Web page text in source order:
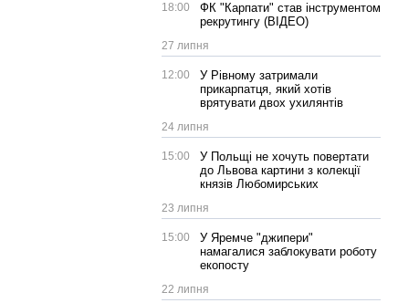
18:00
ФК "Карпати" став інструментом
рекрутингу (ВІДЕО)
27 липня
12:00
У Рівному затримали
прикарпатця, який хотів
врятувати двох ухилянтів
24 липня
15:00
У Польщі не хочуть повертати
до Львова картини з колекції
князів Любомирських
23 липня
15:00
У Яремче "джипери"
намагалися заблокувати роботу
екопосту
22 липня